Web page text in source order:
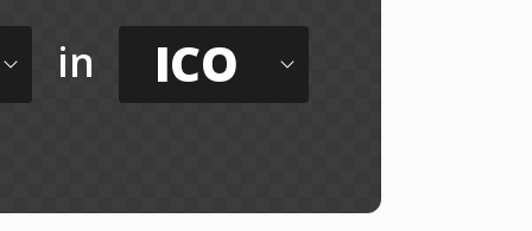
in ICO